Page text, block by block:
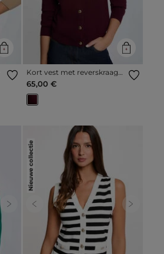
Kort vest met reverskraag
pruim vrouw
65,00 €
Next
Nieuwe collectie
Previous Next